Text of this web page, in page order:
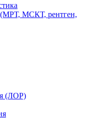
(МРТ, МСКТ, рентген,
(ЛОР)